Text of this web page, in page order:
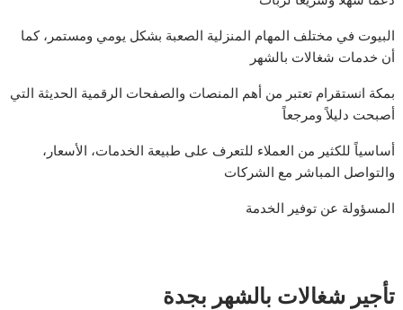
البيوت في مختلف المهام المنزلية الصعبة بشكل يومي ومستمر، كما
أن خدمات شغالات بالشهر
بمكة انستقرام تعتبر من أهم المنصات والصفحات الرقمية الحديثة التي
أصبحت دليلاً ومرجعاً
أساسياً للكثير من العملاء للتعرف على طبيعة الخدمات، الأسعار،
والتواصل المباشر مع الشركات
المسؤولة عن توفير الخدمة
تأجير شغالات بالشهر بجدة